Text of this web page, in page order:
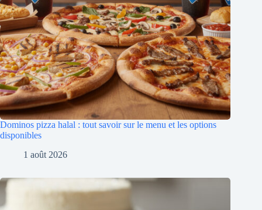
Dominos pizza halal : tout savoir sur le menu et les options
disponibles
1 août 2026